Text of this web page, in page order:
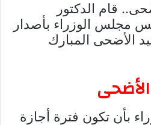
قام الدكتور
مجلس الوزراء بأصدار
الأضحى المبارك
بأن تكون فترة أجازة